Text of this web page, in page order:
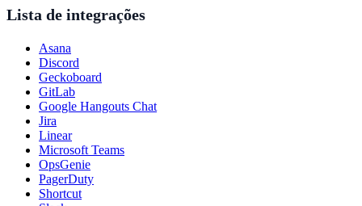
Lista de integrações
Asana
Discord
Geckoboard
GitLab
Google Hangouts Chat
Jira
Linear
Microsoft Teams
OpsGenie
PagerDuty
Shortcut